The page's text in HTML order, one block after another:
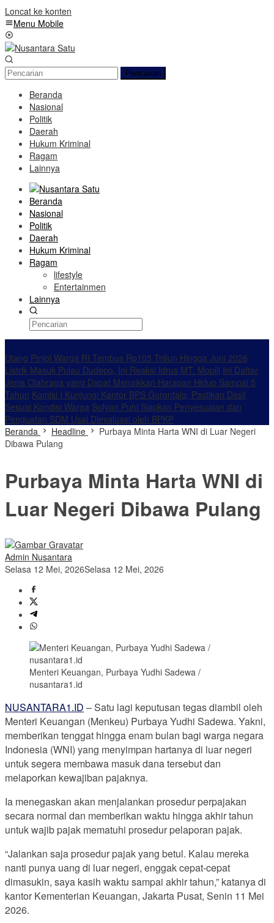
Loncat ke konten
Menu Mobile
Pencarian
Beranda
Nasional
Politik
Daerah
Hukum Kriminal
Ragam
Lainnya
Beranda
Nasional
Politik
Daerah
Hukum Kriminal
Ragam
lifestyle
Entertainmen
Lainnya
Utang Pinjol Warga RI Tembus Rp105 Triliun Hingga Juni 2026
Listrik Masuk Pulau Dudepo, Ini Reaksi Idrus MT. Mopili Ini Daftar
Jenis Olahraga yang Dapat Menaikkan Harapan Hidup Sampai 5
Tahun Komisi I Kunjungi Kantor BPS Gorontalo, Pastikan Desil
Sesuai Kondisi Warga Sofyan Puhi Siapkan Penyesuaian dan
Penguatan SDM Usai Dievaluasi oleh BPKP
Beranda
Headline
Purbaya Minta Harta WNI di Luar Negeri
Dibawa Pulang
Purbaya Minta Harta WNI di
Luar Negeri Dibawa Pulang
Admin Nusantara
Selasa 12 Mei, 2026Selasa 12 Mei, 2026
Menteri Keuangan, Purbaya Yudhi Sadewa /
nusantara1.id
NUSANTARA1.ID – Satu lagi keputusan tegas diambil oleh
Menteri Keuangan (Menkeu) Purbaya Yudhi Sadewa. Yakni,
memberikan tenggat hingga enam bulan bagi warga negara
Indonesia (WNI) yang menyimpan hartanya di luar negeri
untuk segera membawa masuk dana tersebut dan
melaporkan kewajiban pajaknya.
Ia menegaskan akan menjalankan prosedur perpajakan
secara normal dan memberikan waktu hingga akhir tahun
untuk wajib pajak mematuhi prosedur pelaporan pajak.
“Jalankan saja prosedur pajak yang betul. Kalau mereka
nanti punya uang di luar negeri, enggak cepat-cepat
dimasukin, saya kasih waktu sampai akhir tahun,” katanya di
kantor Kementerian Keuangan, Jakarta Pusat, Senin 11 Mei
2026.